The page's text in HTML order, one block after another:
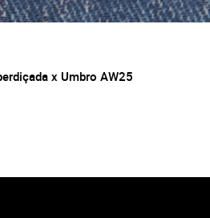
x Umbro AW25